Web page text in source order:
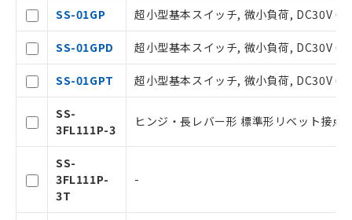
SS-01GP 超小型基本スイッチ, 微小負荷, DC30V
SS-01GPD 超小型基本スイッチ, 微小負荷, DC30V
SS-01GPT 超小型基本スイッチ, 微小負荷, DC30V
SS-
3FL111P-3
ヒンジ・長レバー形 標準形リベット接点
SS-
3FL111P-
3T
-
号
説明
△ 一定数には満たないが在庫あり
抜)を提供させていただくものです。
当社制御機器事業取扱商品の中には、
本サービスの対象外となる商品もある
ことをご了承ください。
在庫状況および標準価格照会結果は、
記載している更新日時点での社内デー
覧された時点での実際の在庫および標
正式な納期状況および標準価格はお客